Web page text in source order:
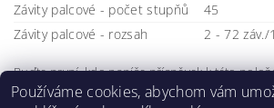
Závity palcové - počet stupňů
45
Závity palcové - rozsah
2 - 72 záv./
Buďte první, kdo napíše příspěvek k této
Používáme cookies, abychom vám